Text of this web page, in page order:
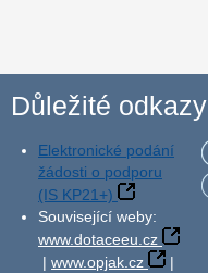
Důležité odkazy
Elektronické podání
žádosti o podporu
(IS KP21+)
Související weby:
www.dotaceeu.cz
| www.opjak.cz
|